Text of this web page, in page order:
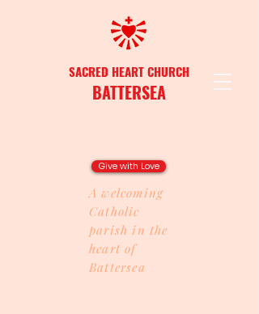
Give with Love
SACRED HEART CHURCH
BATTERSEA
A welcoming
Catholic
parish in the
heart of
Battersea